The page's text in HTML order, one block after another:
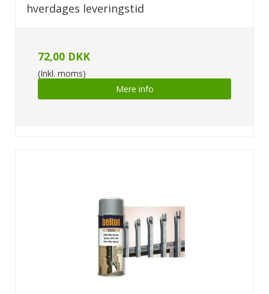
hverdages leveringstid
72,00 DKK
(Inkl. moms)
Mere info